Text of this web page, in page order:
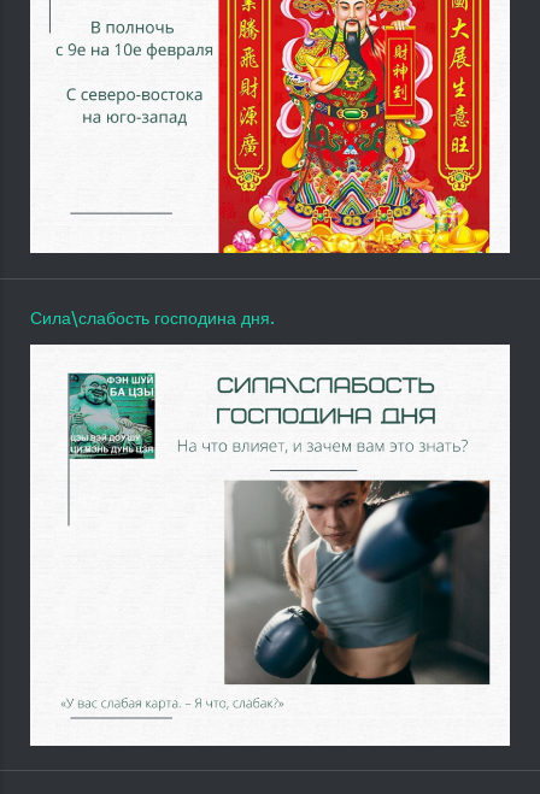
Сила\слабость господина дня.